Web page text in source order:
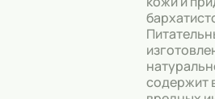
содержит